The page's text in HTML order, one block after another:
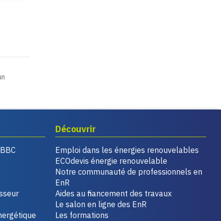
Découvrir
Emploi dans les énergies renouvelables
ECOdevis énergie renouvelable
Notre communauté de professionnels en
EnR
Aides au financement des travaux
Le salon en ligne des EnR
Les formations